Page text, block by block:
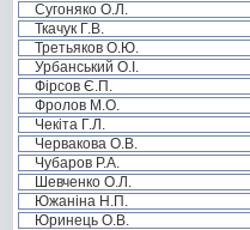
Сугоняко О.Л.
Ткачук Г.В.
Третьяков О.Ю.
Урбанський О.І.
Фірсов Є.П.
Фролов М.О.
Чекіта Г.Л.
Червакова О.В.
Чубаров Р.А.
Шевченко О.Л.
Южаніна Н.П.
Юринець О.В.